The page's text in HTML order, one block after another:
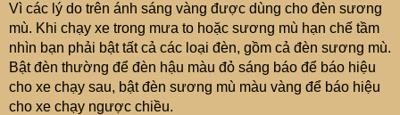
Vì các lý do trên ánh sáng vàng được dùng cho đèn sương
mù. Khi chạy xe trong mưa to hoặc sương mù hạn chế tầm
nhìn bạn phải bật tất cả các loại đèn, gồm cả đèn sương mù.
Bật đèn thường để đèn hậu màu đỏ sáng báo để báo hiệu
cho xe chạy sau, bật đèn sương mù màu vàng để báo hiệu
cho xe chạy ngược chiều.